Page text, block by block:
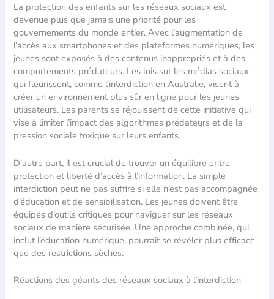
La protection des enfants sur les réseaux sociaux est
devenue plus que jamais une priorité pour les
gouvernements du monde entier. Avec l’augmentation de
l’accès aux smartphones et des plateformes numériques, les
jeunes sont exposés à des contenus inappropriés et à des
comportements prédateurs. Les lois sur les médias sociaux
qui fleurissent, comme l’interdiction en Australie, visent à
créer un environnement plus sûr en ligne pour les jeunes
utilisateurs. Les parents se réjouissent de cette initiative qui
vise à limiter l’impact des algorithmes prédateurs et de la
pression sociale toxique sur leurs enfants.
D’autre part, il est crucial de trouver un équilibre entre
protection et liberté d’accès à l’information. La simple
interdiction peut ne pas suffire si elle n’est pas accompagnée
d’éducation et de sensibilisation. Les jeunes doivent être
équipés d’outils critiques pour naviguer sur les réseaux
sociaux de manière sécurisée. Une approche combinée, qui
inclut l’éducation numérique, pourrait se révéler plus efficace
que des restrictions sèches.
Réactions des géants des réseaux sociaux à l’interdiction